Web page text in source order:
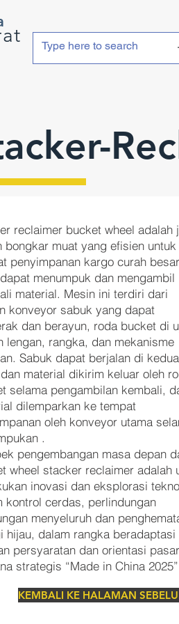
reclaimer bucket wheel adalah
bongkar muat yang efisien untuk
penyimpanan kargo curah
menumpuk dan mengambil
material. Mesin ini terdiri dari
konveyor sabuk yang dapat
dan berayun, roda bucket di
lengan, rangka, dan mekanisme
Sabuk dapat berjalan di kedua
material dikirim keluar oleh
selama pengambilan kembali,
dilemparkan ke tempat
oleh konveyor utama
.
pengembangan masa depan
wheel stacker reclaimer adalah
inovasi dan eksplorasi
kontrol cerdas, perlindungan
menyeluruh dan
hijau, dalam rangka beradaptasi
persyaratan dan orientasi
strategis “Made in China 2025”
KEMBALI KE HALAMAN